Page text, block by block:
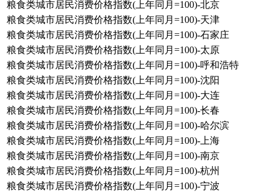
粮食类城市居民消费价格指数(上年同月=100)-北京
粮食类城市居民消费价格指数(上年同月=100)-天津
粮食类城市居民消费价格指数(上年同月=100)-石家庄
粮食类城市居民消费价格指数(上年同月=100)-太原
粮食类城市居民消费价格指数(上年同月=100)-呼和浩特
粮食类城市居民消费价格指数(上年同月=100)-沈阳
粮食类城市居民消费价格指数(上年同月=100)-大连
粮食类城市居民消费价格指数(上年同月=100)-长春
粮食类城市居民消费价格指数(上年同月=100)-哈尔滨
粮食类城市居民消费价格指数(上年同月=100)-上海
粮食类城市居民消费价格指数(上年同月=100)-南京
粮食类城市居民消费价格指数(上年同月=100)-杭州
粮食类城市居民消费价格指数(上年同月=100)-宁波